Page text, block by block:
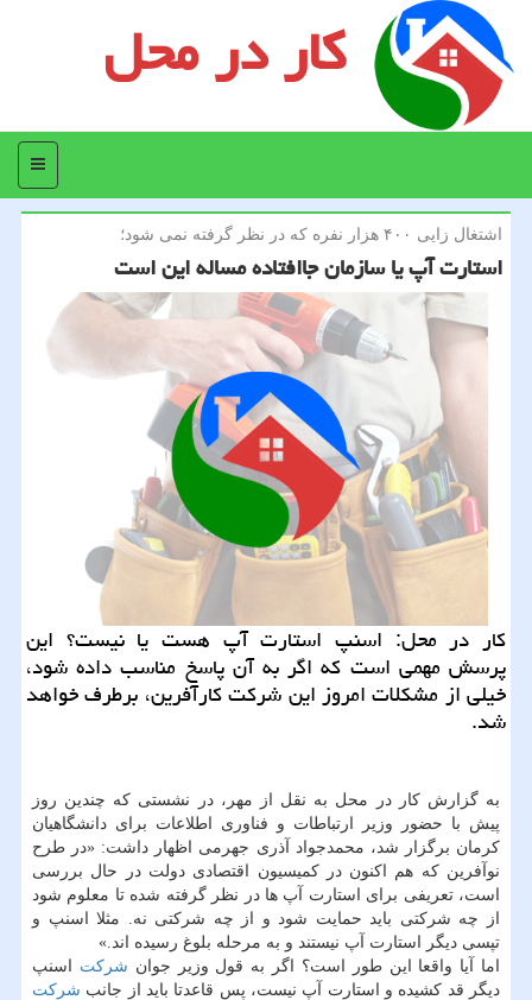
کار در محل
منو
اشتغال زایی ۴۰۰ هزار نفره كه در نظر گرفته نمی شود؛
استارت آپ یا سازمان جاافتاده مساله این است
كار در محل: اسنپ استارت آپ هست یا نیست؟ این
پرسش مهمی است كه اگر به آن پاسخ مناسب داده شود،
خیلی از مشكلات امروز این شركت كارآفرین، برطرف خواهد
شد.
به گزارش كار در محل به نقل از مهر، در نشستی كه چندین روز
پیش با حضور وزیر ارتباطات و فناوری اطلاعات برای دانشگاهیان
كرمان برگزار شد، محمدجواد آذری جهرمی اظهار داشت: «در طرح
نوآفرین كه هم اكنون در كمیسیون اقتصادی دولت در حال بررسی
است، تعریفی برای استارت آپ ها در نظر گرفته شده تا معلوم شود
از چه شركتی باید حمایت شود و از چه شركتی نه. مثلا اسنپ و
تپسی دیگر استارت آپ نیستند و به مرحله بلوغ رسیده اند.»
اما آیا واقعا این طور است؟ اگر به قول وزیر جوان شركت اسنپ
دیگر قد كشیده و استارت آپ نیست، پس قاعدتا باید از جانب شركت